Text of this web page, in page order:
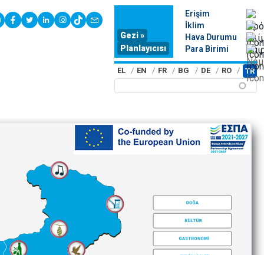
youtubefacebook
twitterlinkedininstagram
tiktokcontact
Gezi »
Planlayıcısı
Erişim
İklim
Hava Durumu
Para Birimi
EL EN FR BG DE RO TR